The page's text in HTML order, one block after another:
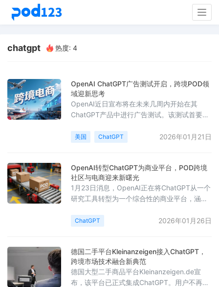
chatgpt 热度: 4
OpenAI ChatGPT广告测试开启，跨境POD领
域迎新思考
OpenAI近日宣布将在未来几周内开始在其
ChatGPT产品中进行广告测试。该测试首要面
低价位的ChatGPT Go订阅用户，而Plus、
回答的下方以明确标识的形式展示，且仅在与
当前对话相关的产品或服务场景中出现，不会
影响ChatGPT生成的回答内容。用户
美国 ChatGPT 2026年01月21日
OpenAI转型ChatGPT为商业平台，POD跨境
社区与电商迎来新曙光
1月23日消息，OpenAI正在将ChatGPT从一个
研究工具转型为一个综合性的商业平台，涵盖
持的免费版本等多种商业模式。预计该平台的
推出能够跨工具持续工作的AI代理和工作流自
动化功能，并实现其货币化。这一转型标志着
ChatGPT正逐步从单纯的信息检索工具，
ChatGPT 2026年01月26日
德国二手平台Kleinanzeigen接入ChatGPT，
跨境市场技术融合新典范
德国大型二手商品平台Kleinanzeigen.de宣
布，该平台已正式集成ChatGPT。用户不再需